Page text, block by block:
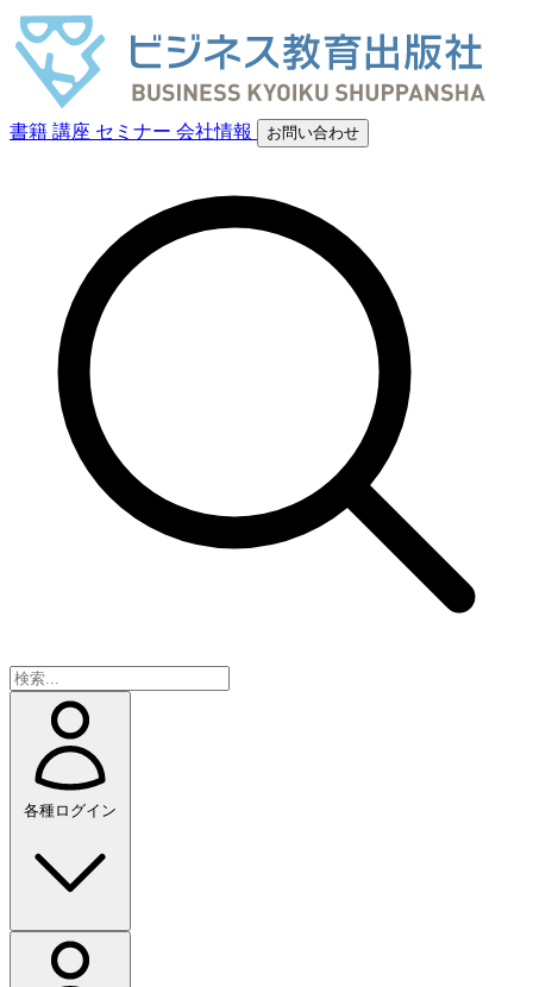
書籍 講座 セミナー 会社情報 お問い合わせ
各種ログイン